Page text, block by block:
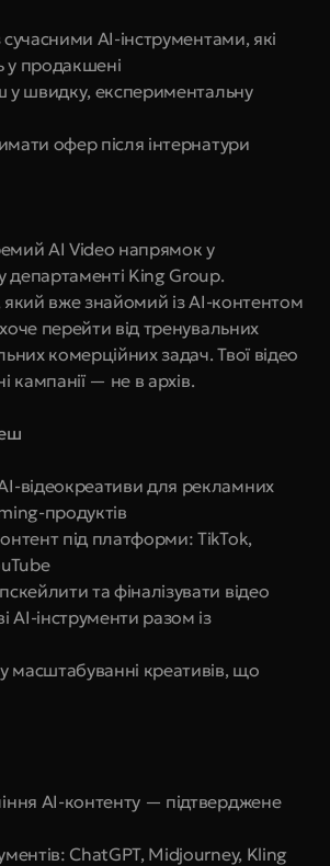
AI-інструментами, які
у продакшені
у швидку, експериментальну
офер після інтернатури
AI Video напрямок у
департаменті King Group.
вже знайомий із AI-контентом
перейти від тренувальних
комерційних задач. Твої відео
кампанії — не в архів.
відеокреативи для рекламних
продуктів
під платформи: TikTok,
та фіналізувати відео
AI-інструменти разом із
масштабуванні креативів, що
AI-контенту — підтверджене
ChatGPT, Midjourney, Kling